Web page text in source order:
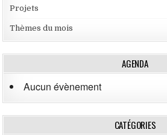
Projets
Thèmes du mois
AGENDA
Aucun évènement
CATÉGORIES